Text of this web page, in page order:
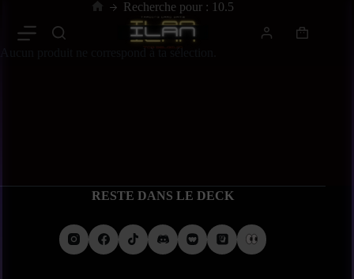
Recherche pour : 10.5
Aucun produit ne correspond à ta sélection.
RESTE DANS LE DECK